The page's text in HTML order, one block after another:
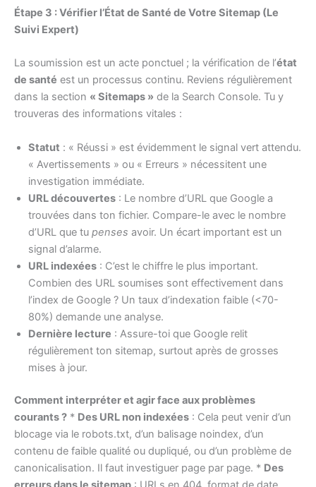
Étape 3 : Vérifier l’État de Santé de Votre Sitemap (Le
Suivi Expert)
La soumission est un acte ponctuel ; la vérification de l’état
de santé est un processus continu. Reviens régulièrement
dans la section « Sitemaps » de la Search Console. Tu y
trouveras des informations vitales :
Statut : « Réussi » est évidemment le signal vert attendu.
« Avertissements » ou « Erreurs » nécessitent une
investigation immédiate.
URL découvertes : Le nombre d’URL que Google a
trouvées dans ton fichier. Compare-le avec le nombre
d’URL que tu penses avoir. Un écart important est un
signal d’alarme.
URL indexées : C’est le chiffre le plus important.
Combien des URL soumises sont effectivement dans
l’index de Google ? Un taux d’indexation faible (<70-
80%) demande une analyse.
Dernière lecture : Assure-toi que Google relit
régulièrement ton sitemap, surtout après de grosses
mises à jour.
Comment interpréter et agir face aux problèmes
courants ? * Des URL non indexées : Cela peut venir d’un
blocage via le robots.txt, d’un balisage noindex, d’un
contenu de faible qualité ou dupliqué, ou d’un problème de
canonicalisation. Il faut investiguer page par page. * Des